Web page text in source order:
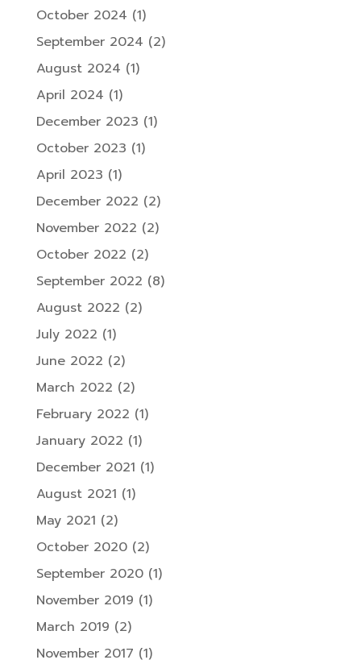
October 2024 (1)
September 2024 (2)
August 2024 (1)
April 2024 (1)
December 2023 (1)
October 2023 (1)
April 2023 (1)
December 2022 (2)
November 2022 (2)
October 2022 (2)
September 2022 (8)
August 2022 (2)
July 2022 (1)
June 2022 (2)
March 2022 (2)
February 2022 (1)
January 2022 (1)
December 2021 (1)
August 2021 (1)
May 2021 (2)
October 2020(2)
September 2020(1)
November 2019 (1)
March 2019 (2)
November 2017 (1)